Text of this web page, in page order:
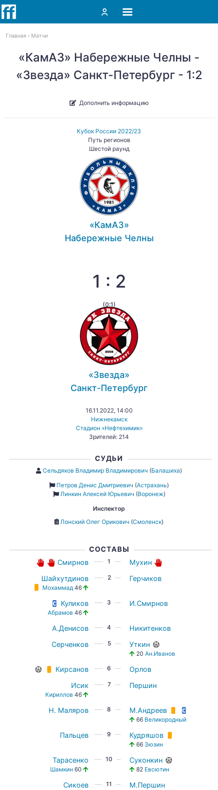
Главная Матчи
«КамАЗ» Набережные Челны -
«Звезда» Санкт-Петербург - 1:2
Дополнить информацию
Кубок России 2022/23
Путь регионов
Шестой раунд
«КамАЗ»
Набережные Челны
1 : 2
(0:1)
«Звезда»
Санкт-Петербург
16.11.2022, 14:00
Нижнекамск
Стадион «Нефтехимик»
Зрителей: 214
СУДЬИ
Сельдяков Владимир Владимирович (Балашиха)
Петров Денис Дмитриевич (Астрахань)
Линкин Алексей Юрьевич (Воронеж)
Инспектор
Лонский Олег Орикович (Смоленск)
СОСТАВЫ
Смирнов
1
Мухин
Шайхутдинов
Мохаммад46
2 Герчиков
Куликов
Абрамов 46
3 И.Смирнов
А.Денисов 4
Никитенков
Серченков
5 Уткин
20Ан.Иванов
Кирсанов 6
Орлов
Исик
Кириллов 46
7 Першин
Н. Маляров 8 М.Андреев
66 Великородный
Пальцев 9 Кудряшов
66 Зюзин
Тарасенко
Шамкин 60
10 Суконкин
82 Евсютин
Сикоев 11 М.Першин